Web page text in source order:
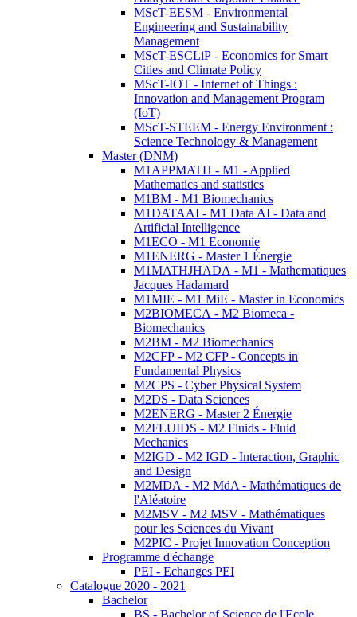
MScT-EESM - Environmental
Engineering and Sustainability
Management
MScT-ESCLiP - Economics for Smart
Cities and Climate Policy
MScT-IOT - Internet of Things :
Innovation and Management Program
(IoT)
MScT-STEEM - Energy Environment :
Science Technology & Management
Master (DNM)
M1APPMATH - M1 - Applied
Mathematics and statistics
M1BM - M1 Biomechanics
M1DATAAI - M1 Data AI - Data and
Artificial Intelligence
M1ECO - M1 Economie
M1ENERG - Master 1 Énergie
M1MATHJHADA - M1 - Mathematiques
Jacques Hadamard
M1MIE - M1 MiE - Master in Economics
M2BIOMECA - M2 Biomeca -
Biomechanics
M2BM - M2 Biomechanics
M2CFP - M2 CFP - Concepts in
Fundamental Physics
M2CPS - Cyber Physical System
M2DS - Data Sciences
M2ENERG - Master 2 Énergie
M2FLUIDS - M2 Fluids - Fluid
Mechanics
M2IGD - M2 IGD - Interaction, Graphic
and Design
M2MDA - M2 MdA - Mathématiques de
l'Aléatoire
M2MSV - M2 MSV - Mathématiques
pour les Sciences du Vivant
M2PIC - Projet Innovation Conception
Programme d'échange
PEI - Echanges PEI
Catalogue 2020 - 2021
Bachelor
BS - Bachelor of Science de l'Ecole